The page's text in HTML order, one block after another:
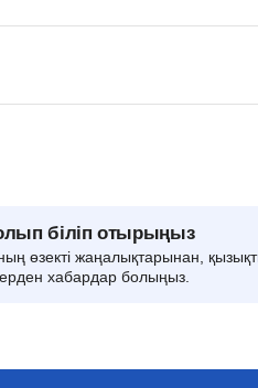
біліп отырыңыз
өзекті жаңалықтарынан,
хабардар болыңыз.